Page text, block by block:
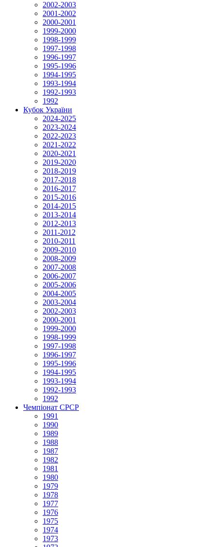
2002-2003
2001-2002
2000-2001
1999-2000
1998-1999
1997-1998
1996-1997
1995-1996
1994-1995
1993-1994
1992-1993
1992
Кубок України
2024-2025
2023-2024
2022-2023
2021-2022
2020-2021
2019-2020
2018-2019
2017-2018
2016-2017
2015-2016
2014-2015
2013-2014
2012-2013
2011-2012
2010-2011
2009-2010
2008-2009
2007-2008
2006-2007
2005-2006
2004-2005
2003-2004
2002-2003
2000-2001
1999-2000
1998-1999
1997-1998
1996-1997
1995-1996
1994-1995
1993-1994
1992-1993
1992
Чемпіонат СРСР
1991
1990
1989
1988
1987
1982
1981
1980
1979
1978
1977
1976
1975
1974
1973